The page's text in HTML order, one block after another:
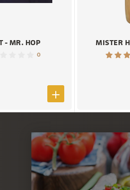
- MR. HOP
0
MISTER